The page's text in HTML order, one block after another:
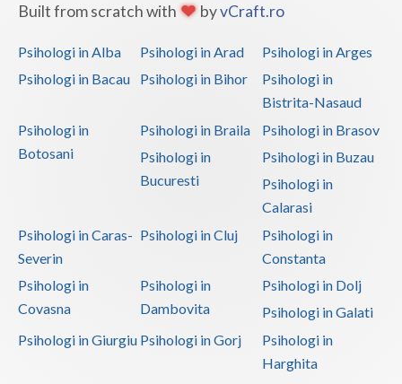
Built from scratch with byvCraft.ro
Psihologi in Alba Psihologi in Arad
Psihologi in Arges
Psihologi in Bacau
Psihologi in Bihor
Psihologi in
Bistrita-Nasaud
Psihologi in
Botosani
Psihologi in Braila
Psihologi in Brasov
Psihologi in
Bucuresti
Psihologi in Buzau
Psihologi in
Calarasi
Psihologi in Caras-
Severin
Psihologi in Cluj
Psihologi in
Constanta
Psihologi in
Covasna
Psihologi in
Dambovita
Psihologi in Dolj
Psihologi in Galati
Psihologi in Giurgiu Psihologi in Gorj
Psihologi in
Harghita